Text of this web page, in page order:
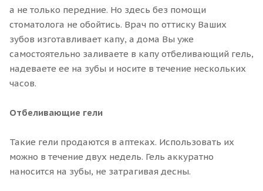
а не только передние. Но здесь без помощи
стоматолога не обойтись. Врач по оттиску Ваших
зубов изготавливает капу, а дома Вы уже
самостоятельно заливаете в капу отбеливающий гель,
надеваете ее на зубы и носите в течение нескольких
часов.
Отбеливающие гели
Такие гели продаются в аптеках. Использовать их
можно в течение двух недель. Гель аккуратно
наносится на зубы, не затрагивая десны.